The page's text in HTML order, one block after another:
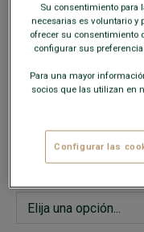
49,00 € OUTLET
COLORES
Este modelo talla
Su consentimiento para
necesarias es voluntario y
ofrecer su consentimiento
configurar sus
Para una mayor
socios que las utilizan en
Configurar las